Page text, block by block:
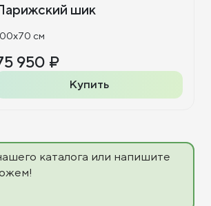
шик
см
950 ₽
Купить
каталога или напишите